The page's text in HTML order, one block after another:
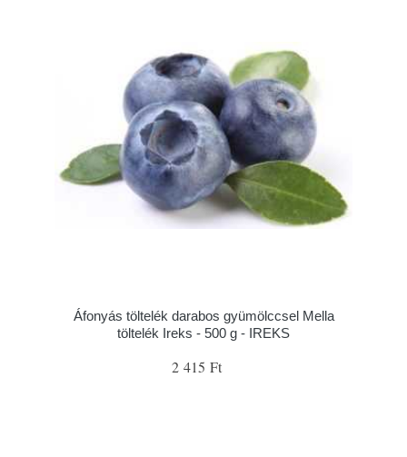
Áfonyás töltelék darabos gyümölccsel Mella
töltelék Ireks - 500 g - IREKS
2 415 Ft